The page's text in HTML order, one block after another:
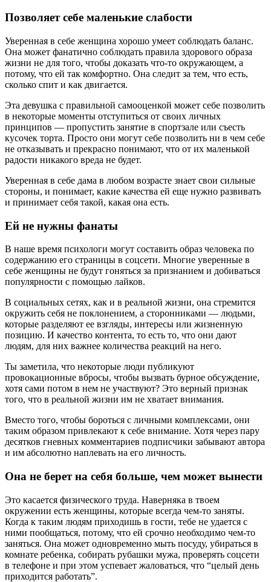
Позволяет себе маленькие слабости
Уверенная в себе женщина хорошо умеет соблюдать баланс.
Она может фанатично соблюдать правила здорового образа
жизни не для того, чтобы доказать что-то окружающем, а
потому, что ей так комфортно. Она следит за тем, что есть,
сколько спит и как двигается.
Эта девушка с правильной самооценкой может себе позволить
в некоторые моменты отступиться от своих личных
принципов — пропустить занятие в спортзале или съесть
кусочек торта. Просто они могут себе позволить ни в чем себе
не отказывать и прекрасно понимают, что от их маленькой
радости никакого вреда не будет.
Уверенная в себе дама в любом возрасте знает свои сильные
стороны, и понимает, какие качества ей еще нужно развивать
и принимает себя такой, какая она есть.
Ей не нужны фанаты
В наше время психологи могут составить образ человека по
содержанию его страницы в соцсети. Многие уверенные в
себе женщины не будут гоняться за признанием и добиваться
популярности с помощью лайков.
В социальных сетях, как и в реальной жизни, она стремится
окружить себя не поклонением, а сторонниками — людьми,
которые разделяют ее взгляды, интересы или жизненную
позицию. И качество контента, то есть то, что они дают
людям, для них важнее количества реакций на него.
Ты заметила, что некоторые люди публикуют
провокационные вбросы, чтобы вызвать бурное обсуждение,
хотя сами потом в нем не участвуют? Это верный признак
того, что в реальной жизни им не хватает внимания.
Вместо того, чтобы бороться с личными комплексами, они
таким образом привлекают к себе внимание. Хотя через пару
десятков гневных комментариев подписчики забывают автора
и им абсолютно наплевать на его личность.
Она не берет на себя больше, чем может вынести
Это касается физического труда. Наверняка в твоем
окружении есть женщины, которые всегда чем-то заняты.
Когда к таким людям приходишь в гости, тебе не удается с
ними пообщаться, потому, что ей срочно необходимо чем-то
заняться. Она может одновременно мыть посуду, убираться в
комнате ребенка, собирать рубашки мужа, проверять соцсети
в телефоне и при этом успевает жаловаться, что “целый день
приходится работать”.